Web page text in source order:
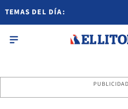
TEMAS DEL DÍA:
PUBLICIDAD